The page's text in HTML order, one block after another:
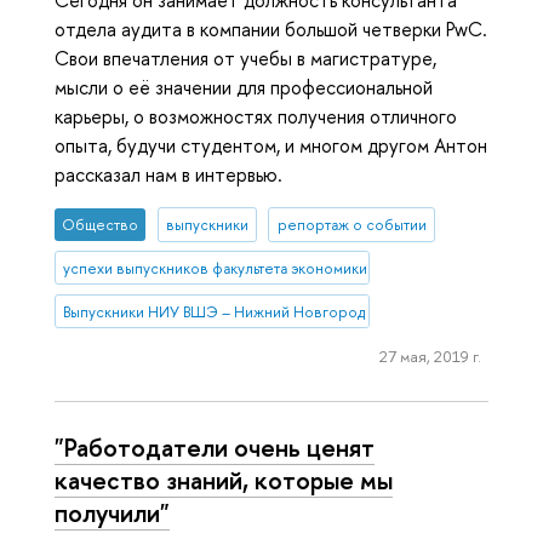
отдела аудита в компании большой четверки PwC.
Свои впечатления от учебы в магистратуре,
мысли о её значении для профессиональной
карьеры, о возможностях получения отличного
опыта, будучи студентом, и многом другом Антон
рассказал нам в интервью.
Общество выпускники репортаж о событии
успехи выпускников факультета экономики
Выпускники НИУ ВШЭ – Нижний Новгород
27 мая, 2019 г.
"Работодатели очень ценят
качество знаний, которые мы
получили"